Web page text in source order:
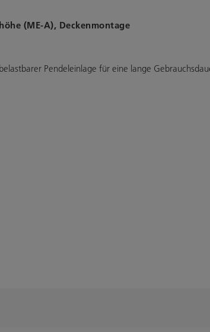
(ME-A), Deckenmontage
Pendeleinlage für eine lange